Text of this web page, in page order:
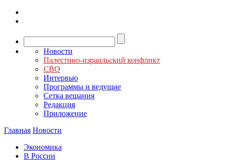
Новости
Палестино-израильский конфликт
СВО
Интервью
Программы и ведущие
Сетка вещания
Редакция
Приложение
Главная Новости
Экономика
В России